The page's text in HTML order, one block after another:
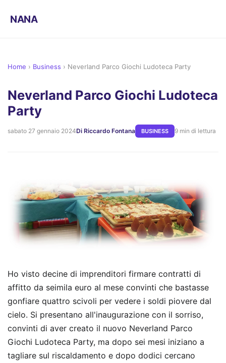
NANA
Home › Business › Neverland Parco Giochi Ludoteca Party
Neverland Parco Giochi Ludoteca
Party
sabato 27 gennaio 2024Di Riccardo Fontana BUSINESS 9 min di lettura
Ho visto decine di imprenditori firmare contratti di
affitto da seimila euro al mese convinti che bastasse
gonfiare quattro scivoli per vedere i soldi piovere dal
cielo. Si presentano all'inaugurazione con il sorriso,
convinti di aver creato il nuovo Neverland Parco
Giochi Ludoteca Party, ma dopo sei mesi iniziano a
tagliare sul riscaldamento e dopo dodici cercano